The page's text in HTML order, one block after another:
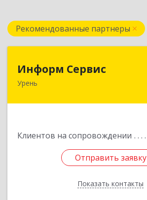
Рекомендованные партнеры
Информ Сервис
Урень
Клиентов на сопровождении
Отправить заявку
Показать контакты
Отправить заявку
Назад